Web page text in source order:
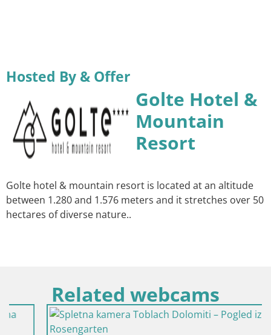
Hosted By & Offer
Golte Hotel &
Mountain
Resort
Golte hotel & mountain resort is located at an altitude
between 1.280 and 1.576 meters and it stretches over 50
hectares of diverse nature..
Related webcams